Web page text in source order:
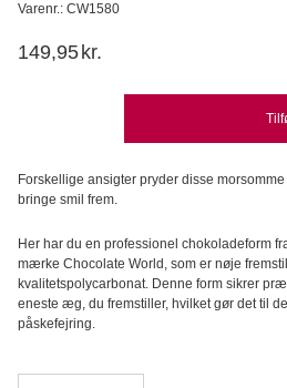
Varenr.: CW1580
149,95 kr.
Forskellige ansigter pryder disse
bringe smil frem.
Her har du en professionel chokoladeform
mærke Chocolate World, som er nøje
kvalitetspolycarbonat. Denne form sikrer
eneste æg, du fremstiller, hvilket gør det til
påskefejring.